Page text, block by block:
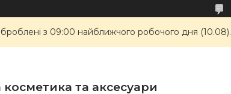
з 09:00 найближчого робочого дня (10.08).
та аксесуари